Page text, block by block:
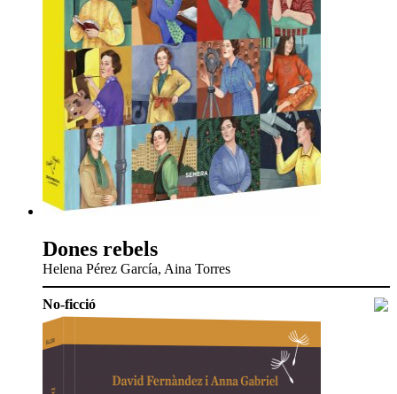
Dones rebels
Helena Pérez García, Aina Torres
No-ficció